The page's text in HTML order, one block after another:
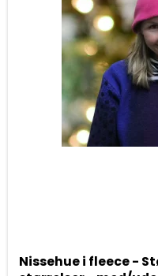
Nissehue i fleece -